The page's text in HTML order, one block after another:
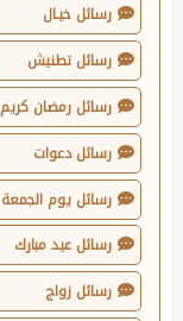
رسائل خيـال
رسائل تطنيش
رسائل رمضان كريم
رسائل دعوات
رسائل يوم الجمعة
رسائل عيد مبارك
رسائل زواج